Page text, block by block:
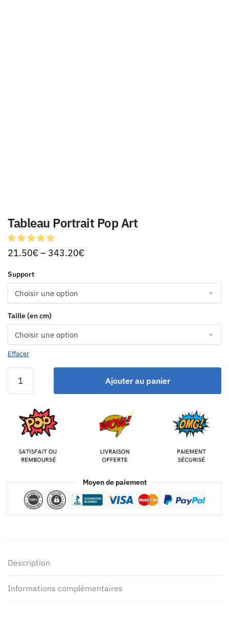
Tableau Portrait Pop Art
21.50€– 343.20€
Support
Taille (en cm)
Effacer
Ajouter au panier
Moyen de paiement
Description
Informations complémentaires